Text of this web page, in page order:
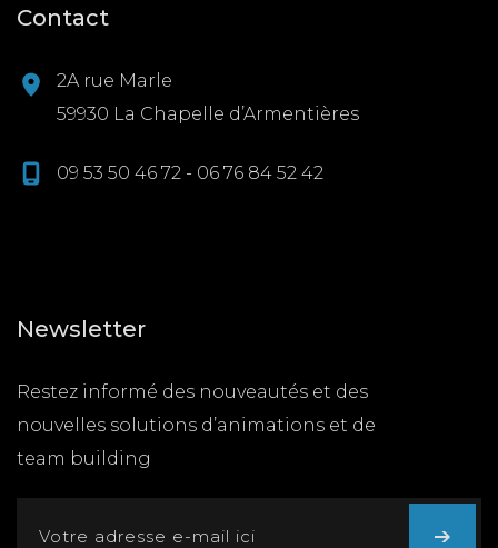
Contact
2A rue Marle
59930 La Chapelle d’Armentières
09 53 50 46 72 - 06 76 84 52 42
Newsletter
Restez informé des nouveautés et des
nouvelles solutions d’animations et de
team building